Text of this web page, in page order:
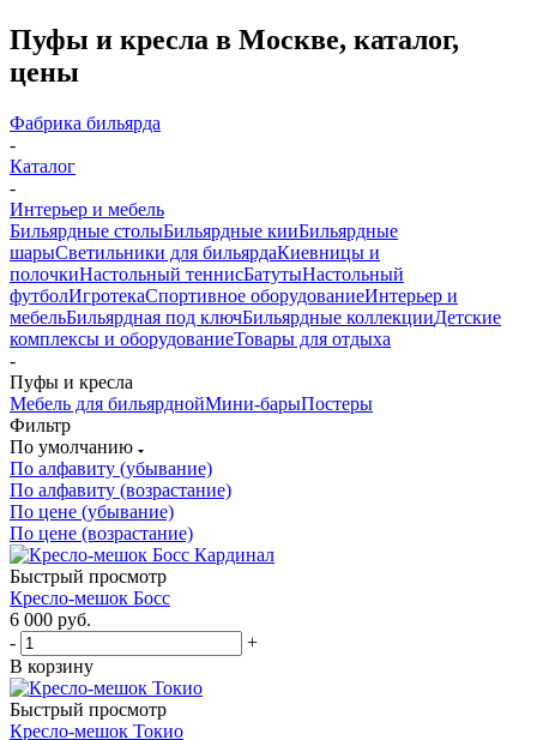
Пуфы и кресла в Москве, каталог,
цены
Фабрика бильярда
-
Каталог
-
Интерьер и мебель
Бильярдные столыБильярдные кииБильярдные
шарыСветильники для бильярдаКиевницы и
полочкиНастольный теннисБатутыНастольный
футболИгротекаСпортивное оборудованиеИнтерьер и
мебельБильярдная под ключБильярдные коллекцииДетские
комплексы и оборудованиеТовары для отдыха
-
Пуфы и кресла
Мебель для бильярднойМини-барыПостеры
Фильтр
По умолчанию
По алфавиту (убывание)
По алфавиту (возрастание)
По цене (убывание)
По цене (возрастание)
Быстрый просмотр
Кресло-мешок Босс
6 000 руб.
-
+
В корзину
Быстрый просмотр
Кресло-мешок Токио